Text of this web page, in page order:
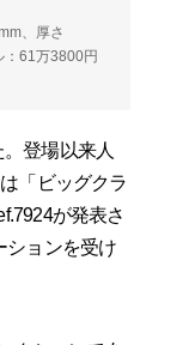
、厚さ
61万3800円
登場以来人
「ビッグクラ
が発表さ
ションを受け